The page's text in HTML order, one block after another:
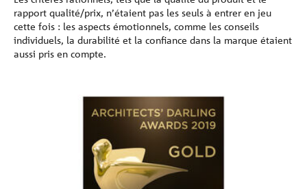
rapport qualité/prix, n’étaient pas les seuls à entrer en jeu
cette fois : les aspects émotionnels, comme les conseils
individuels, la durabilité et la confiance dans la marque étaient
aussi pris en compte.